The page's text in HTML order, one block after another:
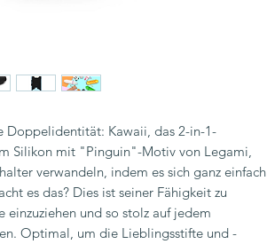
Doppelidentität: Kawaii, das 2-in-1-
Silikon mit "Pinguin"-Motiv von Legami,
verwandeln, indem es sich ganz einfach
es das? Dies ist seiner Fähigkeit zu
einzuziehen und so stolz auf jedem
Optimal, um die Lieblingsstifte und -